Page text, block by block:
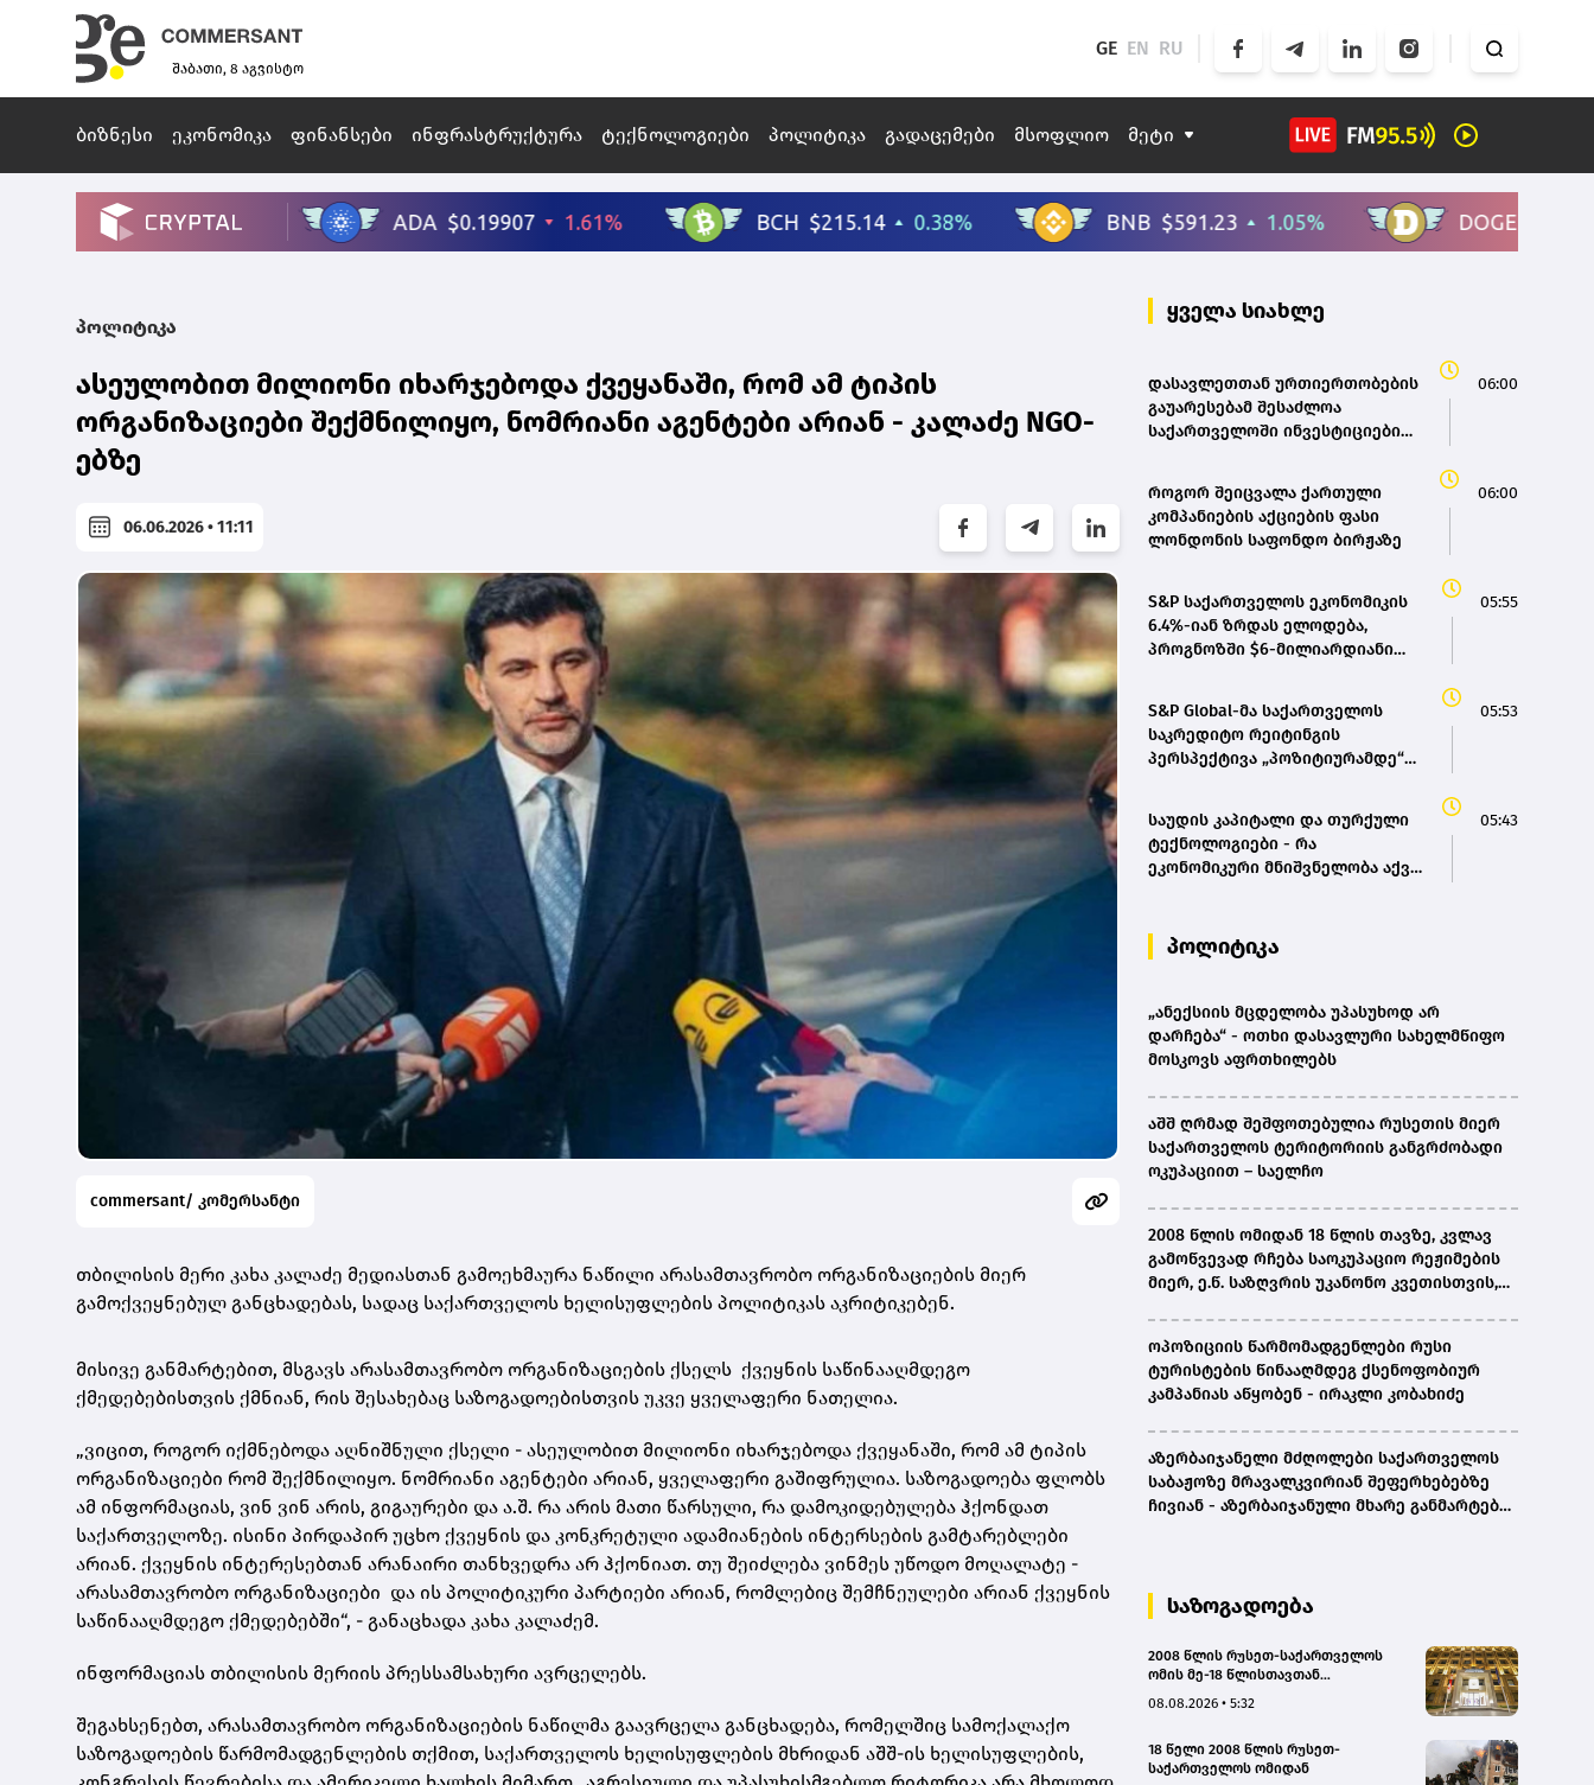
შაბათი, 8 აგვისტო
GE EN RU
ბიზნესი ეკონომიკა ფინანსები ინფრასტრუქტურა ტექნოლოგიები პოლიტიკა გადაცემები მსოფლიო მეტი
პოლიტიკა
ასეულობით მილიონი იხარჯებოდა ქვეყანაში, რომ ამ ტიპის
ორგანიზაციები შექმნილიყო, ნომრიანი აგენტები არიან - კალაძე NGO-
ებზე
06.06.2026 • 11:11
commersant/ კომერსანტი
თბილისის მერი კახა კალაძე მედიასთან გამოეხმაურა ნაწილი არასამთავრობო ორგანიზაციების მიერ
გამოქვეყნებულ განცხადებას, სადაც საქართველოს ხელისუფლების პოლიტიკას აკრიტიკებენ.
მისივე განმარტებით, მსგავს არასამთავრობო ორგანიზაციების ქსელს ქვეყნის საწინააღმდეგო
ქმედებებისთვის ქმნიან, რის შესახებაც საზოგადოებისთვის უკვე ყველაფერი ნათელია.
„ვიცით, როგორ იქმნებოდა აღნიშნული ქსელი - ასეულობით მილიონი იხარჯებოდა ქვეყანაში, რომ ამ ტიპის
ორგანიზაციები რომ შექმნილიყო. ნომრიანი აგენტები არიან, ყველაფერი გაშიფრულია. საზოგადოება ფლობს
ამ ინფორმაციას, ვინ ვინ არის, გიგაურები და ა.შ. რა არის მათი წარსული, რა დამოკიდებულება ჰქონდათ
საქართველოზე. ისინი პირდაპირ უცხო ქვეყნის და კონკრეტული ადამიანების ინტერსების გამტარებლები
არიან. ქვეყნის ინტერესებთან არანაირი თანხვედრა არ ჰქონიათ. თუ შეიძლება ვინმეს უწოდო მოღალატე -
არასამთავრობო ორგანიზაციები და ის პოლიტიკური პარტიები არიან, რომლებიც შემჩნეულები არიან ქვეყნის
საწინააღმდეგო ქმედებებში“, - განაცხადა კახა კალაძემ.
ინფორმაციას თბილისის მერიის პრესსამსახური ავრცელებს.
შეგახსენებთ, არასამთავრობო ორგანიზაციების ნაწილმა გაავრცელა განცხადება, რომელშიც სამოქალაქო
საზოგადოების წარმომადგენლების თქმით, საქართველოს ხელისუფლების მხრიდან აშშ-ის ხელისუფლების,
ყველა სიახლე
დასავლეთთან ურთიერთობების
გაუარესებამ შესაძლოა
საქართველოში ინვესტიციები
06:00
როგორ შეიცვალა ქართული
კომპანიების აქციების ფასი
ლონდონის საფონდო ბირჟაზე
06:00
S&P საქართველოს ეკონომიკის
6.4%-იან ზრდას ელოდება,
პროგნოზში $6-მილიარდიანი
05:55
S&P Global-მა საქართველოს
საკრედიტო რეიტინგის
პერსპექტივა „პოზიტიურამდე“
05:53
საუდის კაპიტალი და თურქული
ტექნოლოგიები - რა
ეკონომიკური მნიშვნელობა აქვს
05:43
პოლიტიკა
„ანექსიის მცდელობა უპასუხოდ არ
დარჩება“ - ოთხი დასავლური სახელმწიფო
მოსკოვს აფრთხილებს
აშშ ღრმად შეშფოთებულია რუსეთის მიერ
საქართველოს ტერიტორიის განგრძობადი
ოკუპაციით – საელჩო
2008 წლის ომიდან 18 წლის თავზე, კვლავ
გამოწვევად რჩება საოკუპაციო რეჟიმების
მიერ, ე.წ. საზღვრის უკანონო კვეთისთვის,
ენაზე განათლების ხელმისაწვდომობა-
სახალხო დამცველი
ოპოზიციის წარმომადგენლები რუსი
ტურისტების წინააღმდეგ ქსენოფობიურ
კამპანიას აწყობენ - ირაკლი კობახიძე
აზერბაიჯანელი მძღოლები საქართველოს
საბაჟოზე მრავალკვირიან შეფერხებებზე
ჩივიან - აზერბაიჯანული მხარე განმარტებას
საზოგადოება
2008 წლის რუსეთ-საქართველოს
ომის მე-18 წლისთავთან
შენობებზე სახელმწიფო დროშები
08.08.2026 • 5:32
18 წელი 2008 წლის რუსეთ-
საქართველოს ომიდან